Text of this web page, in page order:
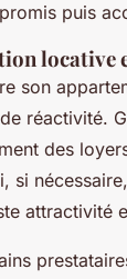
puis
locative
son
réactivité.
des
si
attractivité